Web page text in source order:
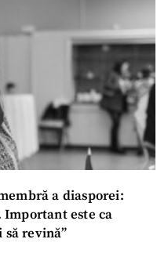
a diasporei:
este ca
să revină”